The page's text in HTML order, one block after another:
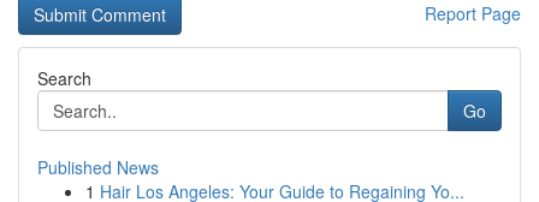
Report Page
Search
Go
Published News
1 Hair Los Angeles: Your Guide to Regaining Yo...